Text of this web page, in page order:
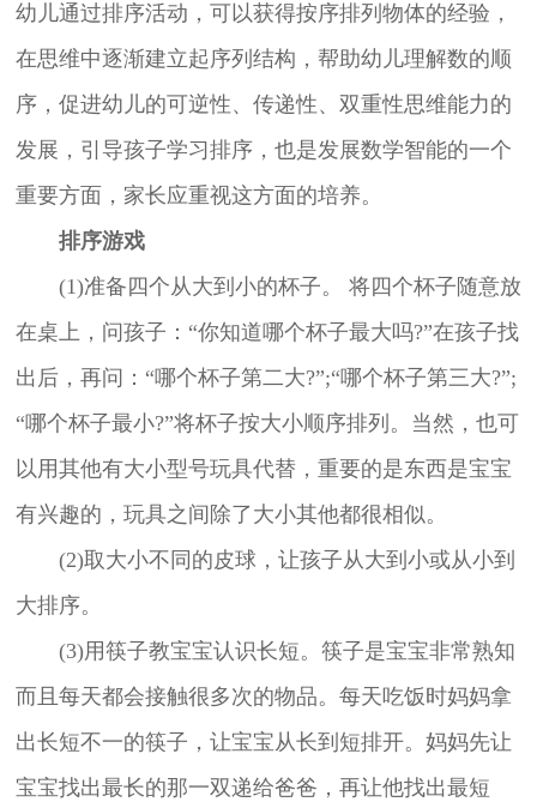
幼儿通过排序活动，可以获得按序排列物体的经验，
在思维中逐渐建立起序列结构，帮助幼儿理解数的顺
序，促进幼儿的可逆性、传递性、双重性思维能力的
发展，引导孩子学习排序，也是发展数学智能的一个
重要方面，家长应重视这方面的培养。
排序游戏
(1)准备四个从大到小的杯子。 将四个杯子随意放
在桌上，问孩子：“你知道哪个杯子最大吗?”在孩子找
出后，再问：“哪个杯子第二大?”;“哪个杯子第三大?”;
“哪个杯子最小?”将杯子按大小顺序排列。当然，也可
以用其他有大小型号玩具代替，重要的是东西是宝宝
有兴趣的，玩具之间除了大小其他都很相似。
(2)取大小不同的皮球，让孩子从大到小或从小到
大排序。
(3)用筷子教宝宝认识长短。筷子是宝宝非常熟知
而且每天都会接触很多次的物品。每天吃饭时妈妈拿
出长短不一的筷子，让宝宝从长到短排开。妈妈先让
宝宝找出最长的那一双递给爸爸，再让他找出最短